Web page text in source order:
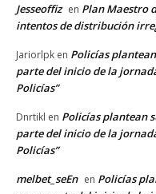
Jesseoffiz en Plan Maestro
intentos de distribución
Jariorlpk en Policías
parte del inicio de la
Policías”
Dnrtikl en Policías plantean
parte del inicio de la
Policías”
melbet_seEn en Policías